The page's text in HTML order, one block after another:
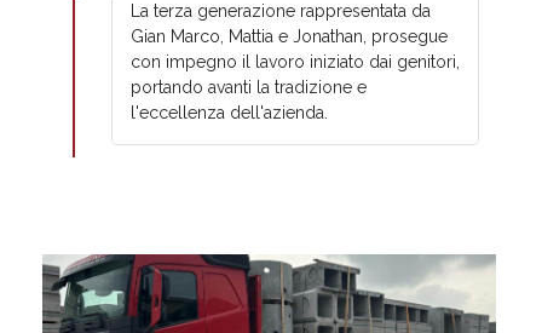
La terza generazione rappresentata da
Gian Marco, Mattia e Jonathan, prosegue
con impegno il lavoro iniziato dai genitori,
portando avanti la tradizione e
l'eccellenza dell'azienda.